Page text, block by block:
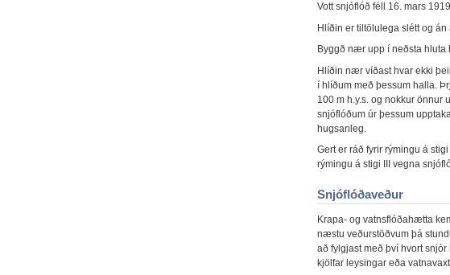
Vott snjóflóð féll 16. mars
Hlíðin er tiltölulega slétt og
Byggð nær upp í neðsta hluta
Hlíðin nær víðast hvar ekki
í hlíðum með þessum halla.
100 m h.y.s. og nokkur önnur
snjóflóðum úr þessum
hugsanleg.
Gert er ráð fyrir rýmingu á
rýmingu á stigi III vegna
Snjóflóðaveður
Krapa- og vatnsflóðahætta
næstu veðurstöðvum þá
að fylgjast með því hvort
kjölfar leysingar eða